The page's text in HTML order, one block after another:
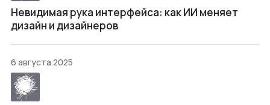
Невидимая рука интерфейса: как ИИ меняет
дизайн и дизайнеров
6 августа 2025